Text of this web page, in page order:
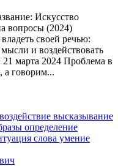
Искусство
вопросы (2024)
своей речью:
и воздействовать
марта 2024 Проблема в
а говорим...
воздействие высказывание
определение
слова умение